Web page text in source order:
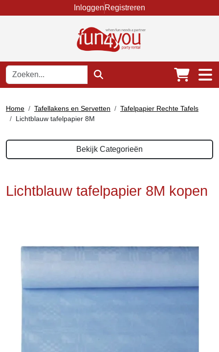
Inloggen Registreren
Home Tafellakens en Servetten
Tafelpapier Rechte Tafels
Lichtblauw tafelpapier 8M
Bekijk Categorieën
Lichtblauw tafelpapier 8M kopen